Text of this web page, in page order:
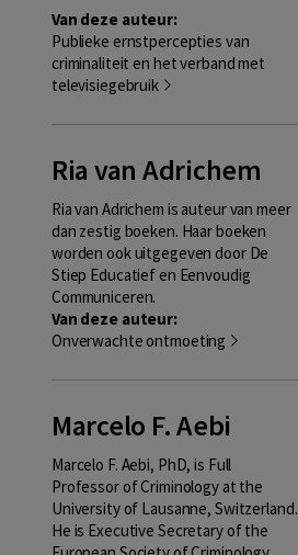
Van deze auteur:
Publieke ernstpercepties van
criminaliteit en het verband met
televisiegebruik
Ria van Adrichem
Ria van Adrichem is auteur van meer
dan zestig boeken. Haar boeken
worden ook uitgegeven door De
Stiep Educatief en Eenvoudig
Communiceren.
Van deze auteur:
Onverwachte ontmoeting
Marcelo F. Aebi
Marcelo F. Aebi, PhD, is Full
Professor of Criminology at the
University of Lausanne, Switzerland.
He is Executive Secretary of the